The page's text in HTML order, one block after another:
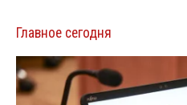
Главное сегодня